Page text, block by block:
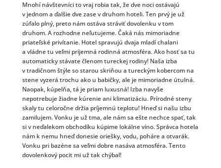
Mnohí návštevníci to vraj robia tak, že dve noci ostávajú
v jednom a ďalšie dve zase v druhom hoteli. Ten prvý je už
zúfalo plný, preto nám ostáva stráviť dovolenku v tom
druhom. A rozhodne neľutujeme. Čaká nás mimoriadne
priateľské privítanie. Hotel spravujú dvaja mladí chalani
a vládne tu veľmi príjemná rodinná atmosféra. Ako hosť sa tu
automaticky stávate členom tureckej rodiny! Naša izba
v tradičnom štýle so starou skriňou a tureckým kobercom na
stene vyzerá trochu ako u babičky, ale je mimoriadne útulná.
Naopak, kúpelňa, tá je priam luxusná! Izba navyše
nepotrebuje žiadne kúrenie ani klimatizáciu. Prírodné steny
skaly tu celoročne držia príjemnú teplotu! Hneď si našu izbu
zamilujem. Vonku je už tma, ale nám sa ešte nechce spať, tak
si v neďalekom obchodíku kúpime lokálne víno. Správca hotela
nám k nemu hneď donesie oriešky, vodu, poháre a otvarák.
Vonku pri bazéne sa veľmi dobre nasáva atmosféra. Tento
dovolenkový pocit mi už tak chýbal!